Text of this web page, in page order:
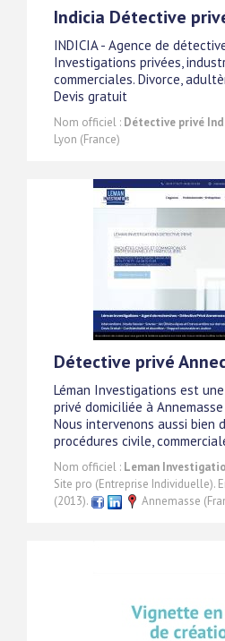
Indicia Détective
INDICIA - Agence de
Investigations privées,
commerciales. Divorce,
Devis gratuit
Nom officiel : Détective privé
Lyon (France)
Détective privé
Léman Investigations est
privé domiciliée à
Nous intervenons aussi bien
procédures civile,
Nom officiel : Leman
Site pro (Entreprise Individuelle).
(2013).
Annemasse